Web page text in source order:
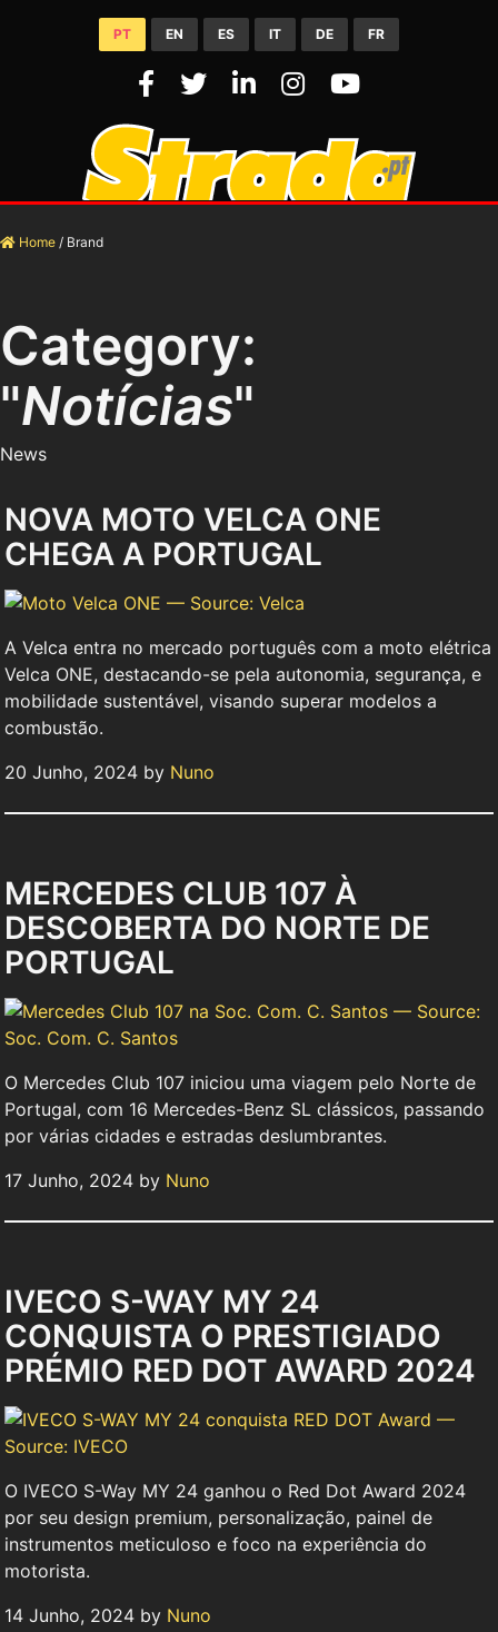
PT EN ES IT DE FR
Home / Brand
Category:
"Notícias"
News
NOVA MOTO VELCA ONE
CHEGA A PORTUGAL
A Velca entra no mercado português com a moto elétrica
Velca ONE, destacando-se pela autonomia, segurança, e
mobilidade sustentável, visando superar modelos a
combustão.
20 Junho, 2024 by Nuno
MERCEDES CLUB 107 À
DESCOBERTA DO NORTE DE
PORTUGAL
O Mercedes Club 107 iniciou uma viagem pelo Norte de
Portugal, com 16 Mercedes-Benz SL clássicos, passando
por várias cidades e estradas deslumbrantes.
17 Junho, 2024 by Nuno
IVECO S-WAY MY 24
CONQUISTA O PRESTIGIADO
PRÉMIO RED DOT AWARD 2024
O IVECO S-Way MY 24 ganhou o Red Dot Award 2024
por seu design premium, personalização, painel de
instrumentos meticuloso e foco na experiência do
motorista.
14 Junho, 2024 by Nuno